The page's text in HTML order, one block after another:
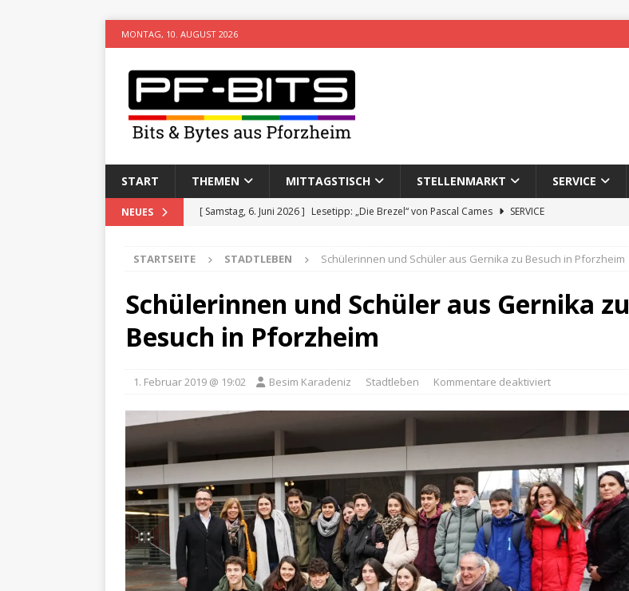
MONTAG, 10. AUGUST 2026
START THEMEN MITTAGSTISCH STELLENMARKT SERVICE
NEUES [ Samstag, 6. Juni 2026 ] Lesetipp: „Die Brezel“ von Pascal Cames
SERVICE
[ Sonntag, 15. Februar 2026 ] Aufzeichnung des 65. Fasnetsumzugs Dillweißenstein
VERANSTALTUNGEN
[ Mittwoch, 5. August 2026 ] Besim Karadeniz: Der Mann hinter PF-Bits lebt nicht mehr
STARTSEITE STADTLEBEN Schülerinnen und Schüler aus Gernika zu Besuch in Pforzheim
Schülerinnen und Schüler aus Gernika zu
Besuch in Pforzheim
1. Februar 2019 @ 19:02 Besim Karadeniz Stadtleben Kommentare deaktiviert